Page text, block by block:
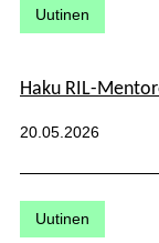
Kategoriat:
Uutinen
Haku RIL-
Julkaistu:
20.05.2026
Kategoriat:
Uutinen